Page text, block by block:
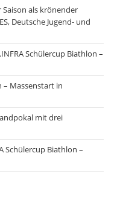
Saison als krönender
Deutsche Jugend- und
Schülercup Biathlon –
– Massenstart in
mit drei
Schülercup Biathlon –